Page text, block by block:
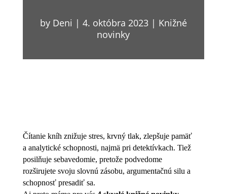
by Deni | 4. októbra 2023| Knižné
novinky
Čítanie kníh znižuje stres, krvný tlak, zlepšuje pamäť
a analytické schopnosti, najmä pri detektívkach. Tiež
posilňuje sebavedomie, pretože podvedome
rozširujete svoju slovnú zásobu, argumentačnú silu a
schopnosť presadiť sa.